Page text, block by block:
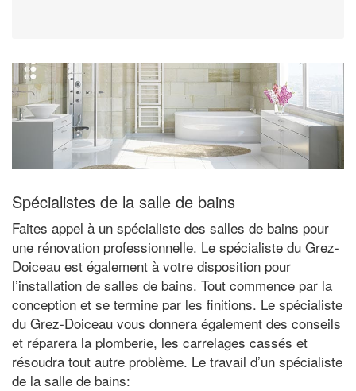
Spécialistes de la salle de bains
Faites appel à un spécialiste des salles de bains pour
une rénovation professionnelle. Le spécialiste du Grez-
Doiceau est également à votre disposition pour
l’installation de salles de bains. Tout commence par la
conception et se termine par les finitions. Le spécialiste
du Grez-Doiceau vous donnera également des conseils
et réparera la plomberie, les carrelages cassés et
résoudra tout autre problème. Le travail d’un spécialiste
de la salle de bains: